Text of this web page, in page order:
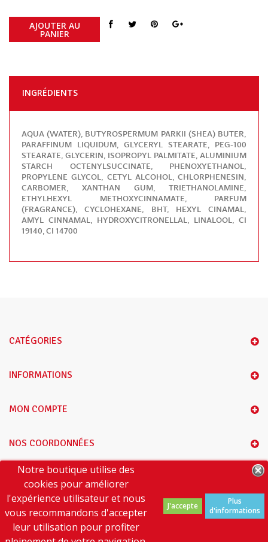
Notre boutique utilise des
cookies pour améliorer
l'expérience utilisateur et nous
vous recommandons d'accepter
leur utilisation pour profiter
J'accepte
Plus
d'informations
AJOUTER AU
PANIER
INGRÉDIENTS
AQUA (WATER), BUTYROSPERMUM PARKII (SHEA) BUTER,
PARAFFINUM LIQUIDUM, GLYCERYL STEARATE, PEG-100
STEARATE, GLYCERIN, ISOPROPYL PALMITATE, ALUMINIUM
STARCH OCTENYLSUCCINATE, PHENOXYETHANOL,
PROPYLENE GLYCOL, CETYL ALCOHOL, CHLORPHENESIN,
CARBOMER, XANTHAN GUM, TRIETHANOLAMINE,
ETHYLHEXYL METHOXYCINNAMATE, PARFUM
(FRAGRANCE), CYCLOHEXANE, BHT, HEXYL CINAMAL,
AMYL CINNAMAL, HYDROXYCITRONELLAL, LINALOOL, CI
19140, CI 14700
CATÉGORIES
INFORMATIONS
MON COMPTE
NOS COORDONNÉES
A PROPOS DE NOUS